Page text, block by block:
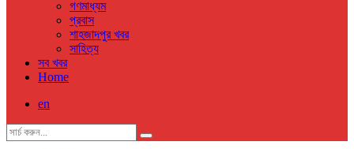
গণমাধ্যম
প্রবাস
শাহজাদপুর খবর
সাহিত্য
সব খবর
Home
en